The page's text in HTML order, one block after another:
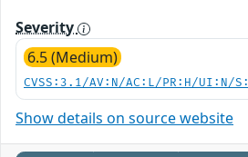
Severity
6.5 (Medium)
CVSS:3.1/AV:N/AC:L/PR:H/UI:N/
Show details on source website